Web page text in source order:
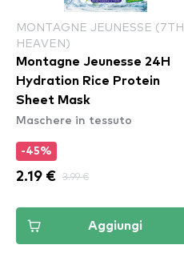
MONTAGNE JEUNESSE (7TH
HEAVEN)
Montagne Jeunesse 24H
Hydration Rice Protein
Sheet Mask
Maschere in tessuto
-45%
2.19 € 3.99 €
Aggiungi